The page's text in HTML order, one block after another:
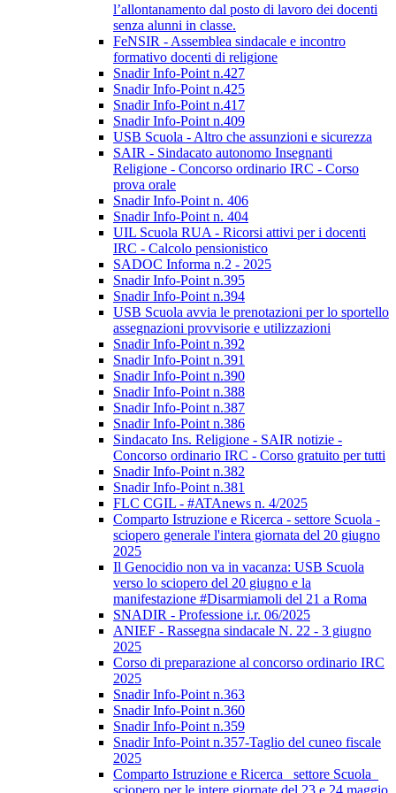
l’allontanamento dal posto di lavoro dei docenti
senza alunni in classe.
FeNSIR - Assemblea sindacale e incontro
formativo docenti di religione
Snadir Info-Point n.427
Snadir Info-Point n.425
Snadir Info-Point n.417
Snadir Info-Point n.409
USB Scuola - Altro che assunzioni e sicurezza
SAIR - Sindacato autonomo Insegnanti
Religione - Concorso ordinario IRC - Corso
prova orale
Snadir Info-Point n. 406
Snadir Info-Point n. 404
UIL Scuola RUA - Ricorsi attivi per i docenti
IRC - Calcolo pensionistico
SADOC Informa n.2 - 2025
Snadir Info-Point n.395
Snadir Info-Point n.394
USB Scuola avvia le prenotazioni per lo sportello
assegnazioni provvisorie e utilizzazioni
Snadir Info-Point n.392
Snadir Info-Point n.391
Snadir Info-Point n.390
Snadir Info-Point n.388
Snadir Info-Point n.387
Snadir Info-Point n.386
Sindacato Ins. Religione - SAIR notizie -
Concorso ordinario IRC - Corso gratuito per tutti
Snadir Info-Point n.382
Snadir Info-Point n.381
FLC CGIL - #ATAnews n. 4/2025
Comparto Istruzione e Ricerca - settore Scuola -
sciopero generale l'intera giornata del 20 giugno
2025
Il Genocidio non va in vacanza: USB Scuola
verso lo sciopero del 20 giugno e la
manifestazione #Disarmiamoli del 21 a Roma
SNADIR - Professione i.r. 06/2025
ANIEF - Rassegna sindacale N. 22 - 3 giugno
2025
Corso di preparazione al concorso ordinario IRC
2025
Snadir Info-Point n.363
Snadir Info-Point n.360
Snadir Info-Point n.359
Snadir Info-Point n.357-Taglio del cuneo fiscale
2025
Comparto Istruzione e Ricerca_ settore Scuola_